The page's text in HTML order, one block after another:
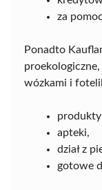
za
Ponadto
wózkami i
produkty
apteki,
dział z
gotowe